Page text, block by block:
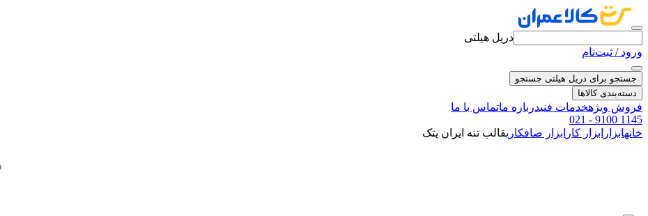
دریل هیلتی
ورود / ثبت‌نام
جستجو برای دریل هیلتی جستجو
دسته‌بندی کالاها
فروش ویژهخدمات فنیدرباره ماتماس با ما
021 - 9100 1145
خانهابزار ابزار کار ابزار صافکاریقالب تنه ایران پتک